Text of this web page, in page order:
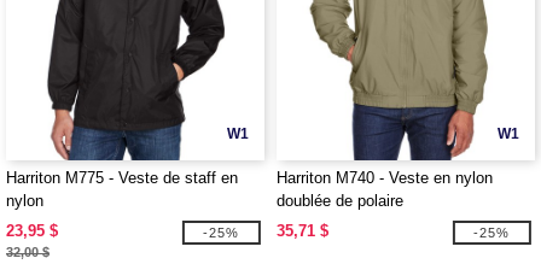
W1
Harriton M775 - Veste de staff en
nylon
23,95 $
32,00 $
-25%
W1
Harriton M740 - Veste en nylon
doublée de polaire
35,71 $
-25%